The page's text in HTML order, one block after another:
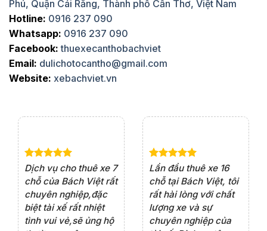
Phú, Quận Cái Răng, Thành phố Cần Thơ, Việt Nam
Hotline: 0916 237 090
Whatsapp: 0916 237 090
Facebook: thuexecanthobachviet
Email: dulichotocantho@gmail.com
Website: xebachviet.vn
Dịch vụ cho thuê xe 7
chỗ của Bách Việt rất
chuyên nghiệp,đặc
biệt tài xế rất nhiệt
tình vui vẻ,sẽ ủng hộ
Lần đầu thuê xe 16
chỗ tại Bách Việt, tôi
rất hài lòng với chất
lượng xe và sự
chuyên nghiệp của